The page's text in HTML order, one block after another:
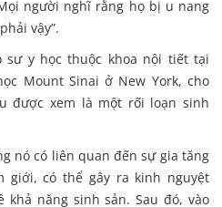
người nghĩ rằng họ bị u nang
vậy”.
sư y học thuộc khoa nội tiết tại
Mount Sinai ở New York, cho
được xem là một rối loạn sinh
nó có liên quan đến sự gia tăng
giới, có thể gây ra kinh nguyệt
khả năng sinh sản. Sau đó, vào